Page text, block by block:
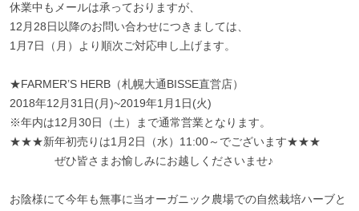
休業中もメールは承っておりますが、
12月28日以降のお問い合わせにつきましては、
1月7日（月）より順次ご対応申し上げます。
★FARMER’S HERB（札幌大通BISSE直営店）
2018年12月31日(月)~2019年1月1日(火)
※年内は12月30日（土）まで通常営業となります。
★★★新年初売りは1月2日（水）11:00～でございます★★★
ぜひ皆さまお愉しみにお越しくださいませ♪
お陰様にて今年も無事に当オーガニック農場での自然栽培ハーブと